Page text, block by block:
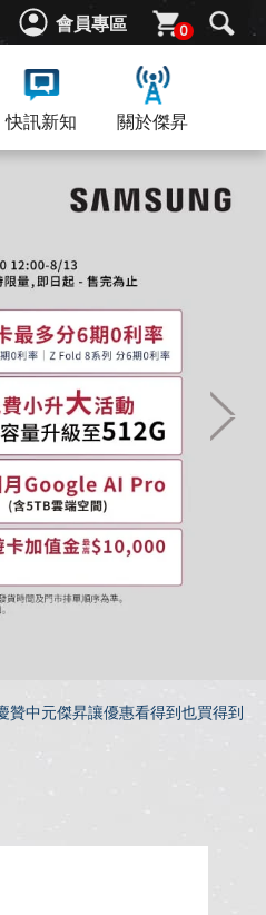
會員專區 0
快訊新知 關於傑昇
贊中元傑昇讓優惠看得到也買得到